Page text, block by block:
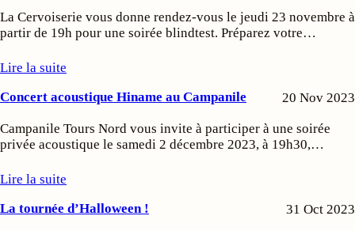
La Cervoiserie vous donne rendez-vous le jeudi 23 novembre à
partir de 19h pour une soirée blindtest. Préparez votre…
Lire la suite
Concert acoustique Hiname au Campanile
20 Nov 2023
Campanile Tours Nord vous invite à participer à une soirée
privée acoustique le samedi 2 décembre 2023, à 19h30,…
Lire la suite
La tournée d’Halloween !
31 Oct 2023